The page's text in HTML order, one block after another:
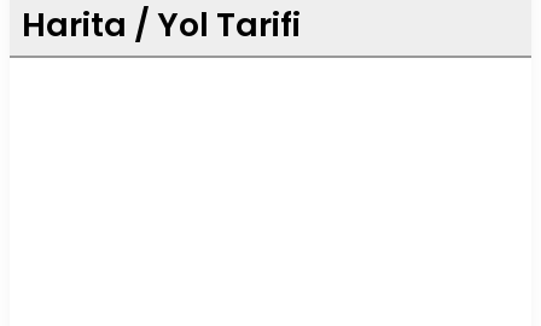
Harita / Yol Tarifi